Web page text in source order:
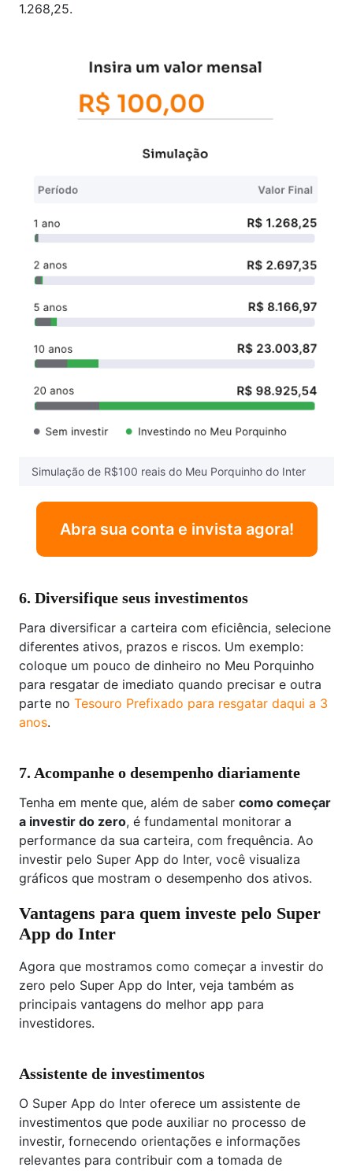
1.268,25.
Simulação de R$100 reais do Meu Porquinho do Inter
Abra sua conta e invista agora!
6. Diversifique seus investimentos
Para diversificar a carteira com eficiência, selecione
diferentes ativos, prazos e riscos. Um exemplo:
coloque um pouco de dinheiro no Meu Porquinho
para resgatar de imediato quando precisar e outra
parte no Tesouro Prefixado para resgatar daqui a 3
anos.
7. Acompanhe o desempenho diariamente
Tenha em mente que, além de saber como começar
a investir do zero, é fundamental monitorar a
performance da sua carteira, com frequência. Ao
investir pelo Super App do Inter, você visualiza
gráficos que mostram o desempenho dos ativos.
Vantagens para quem investe pelo Super
App do Inter
Agora que mostramos como começar a investir do
zero pelo Super App do Inter, veja também as
principais vantagens do melhor app para
investidores.
Assistente de investimentos
O Super App do Inter oferece um assistente de
investimentos que pode auxiliar no processo de
investir, fornecendo orientações e informações
relevantes para contribuir com a tomada de